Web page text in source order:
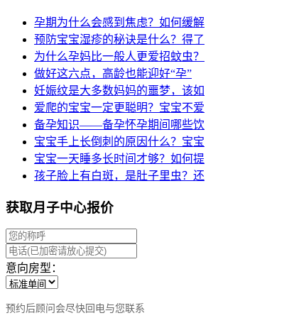
孕期为什么会感到焦虑？如何缓解
预防宝宝湿疹的秘诀是什么？得了
为什么孕妈比一般人更爱招蚊虫？
做好这六点，高龄也能迎好“孕”
妊娠纹是大多数妈妈的噩梦，该如
爱爬的宝宝一定更聪明？宝宝不爱
备孕知识——备孕怀孕期间哪些饮
宝宝手上长倒刺的原因什么？宝宝
宝宝一天睡多长时间才够？如何提
孩子脸上有白斑，是肚子里虫？还
获取月子中心报价
意向房型：
预约后顾问会尽快回电与您联系